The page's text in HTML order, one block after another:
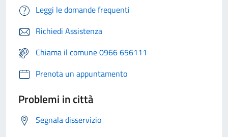
Leggi le domande frequenti
Richiedi Assistenza
Chiama il comune 0966 656111
Prenota un appuntamento
Problemi in città
Segnala disservizio